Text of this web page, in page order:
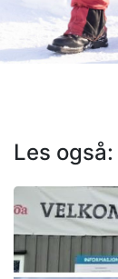
Les også: